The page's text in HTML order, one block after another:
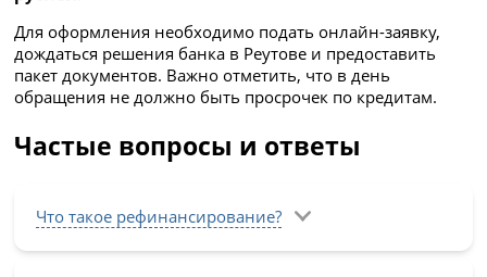
Для оформления необходимо подать онлайн-заявку,
дождаться решения банка в Реутове и предоставить
пакет документов. Важно отметить, что в день
обращения не должно быть просрочек по кредитам.
Частые вопросы и ответы
Что такое рефинансирование?